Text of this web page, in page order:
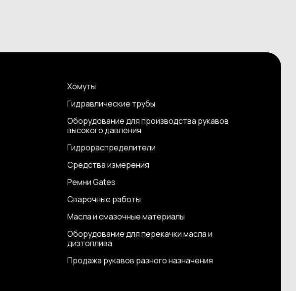
Хомуты
Гидравлические трубы
Оборудование для производства рукавов
высокого давления
Гидрораспределители
Средства измерения
Ремни Gates
Сварочные работы
Масла и смазочные материалы
Оборудование для перекачки масла и
дизтоплива
Продажа рукавов разного назначения